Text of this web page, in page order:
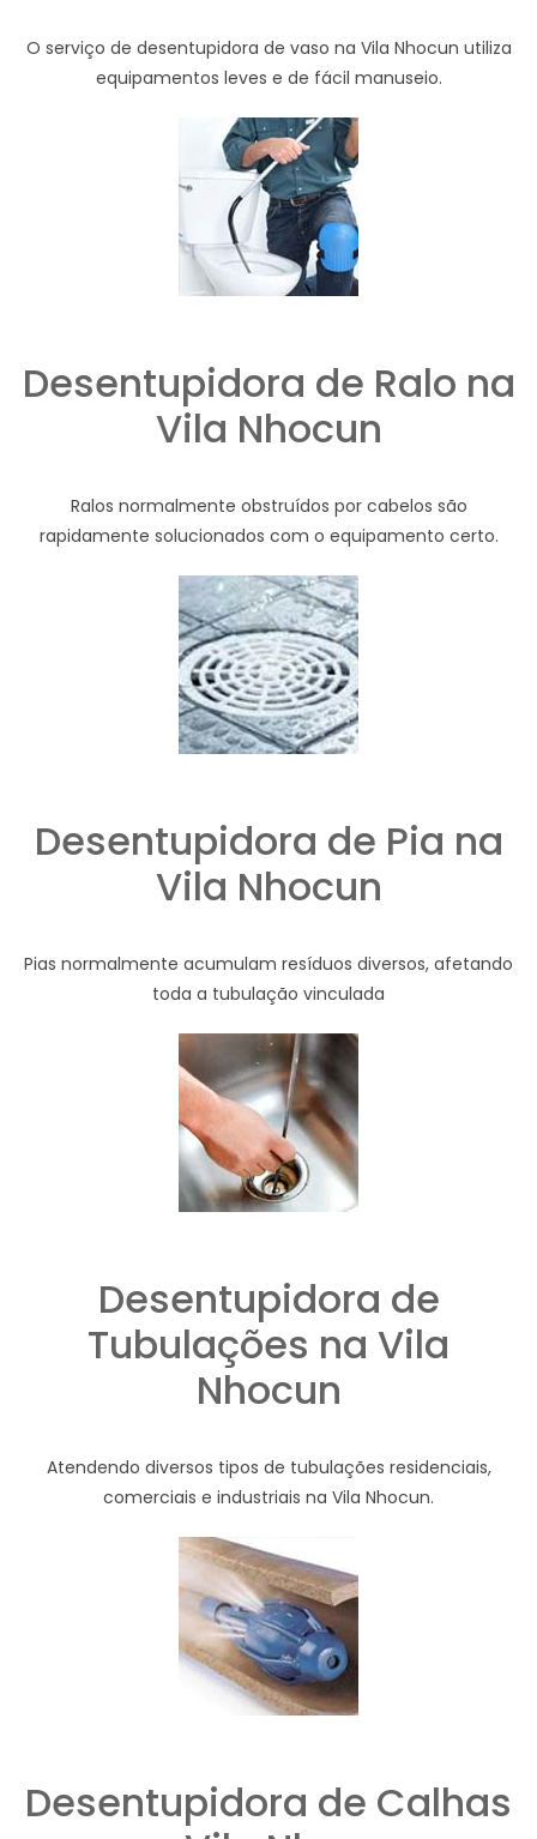
O serviço de desentupidora de vaso na Vila Nhocun utiliza
equipamentos leves e de fácil manuseio.
Desentupidora de Ralo na
Vila Nhocun
Ralos normalmente obstruídos por cabelos são
rapidamente solucionados com o equipamento certo.
Desentupidora de Pia na
Vila Nhocun
Pias normalmente acumulam resíduos diversos, afetando
toda a tubulação vinculada
Desentupidora de
Tubulações na Vila
Nhocun
Atendendo diversos tipos de tubulações residenciais,
comerciais e industriais na Vila Nhocun.
Desentupidora de Calhas